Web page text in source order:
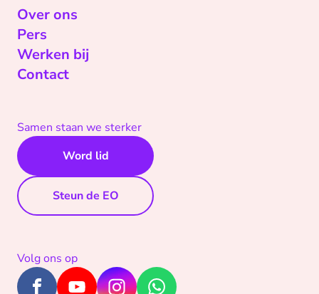
Over ons
Pers
Werken bij
Contact
Samen staan we sterker
Word lid
Steun de EO
Volg ons op